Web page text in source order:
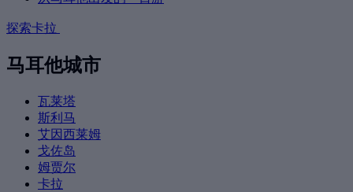
探索卡拉
马耳他城市
瓦莱塔
斯利马
艾因西莱姆
戈佐岛
姆贾尔
卡拉